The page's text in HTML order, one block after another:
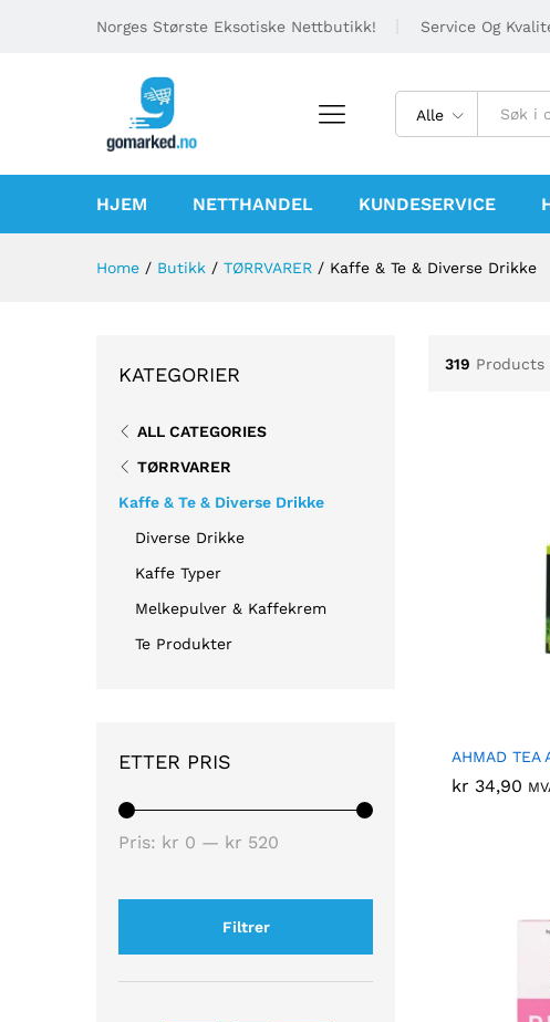
Norges Største Eksotiske Nettbutikk! Service Og
Alle
HJEM NETTHANDEL KUNDESERVICE
Home / Butikk / TØRRVARER / Kaffe & Te & Diverse Drikke
319 Products
AHMAD
kr 34,90
kr 34,90
KATEGORIER
ALL CATEGORIES
TØRRVARER
Kaffe & Te & Diverse Drikke
Diverse Drikke
Kaffe Typer
Melkepulver & Kaffekrem
Te Produkter
ETTER PRIS
Filtrer
Pris: kr 0 — kr 520